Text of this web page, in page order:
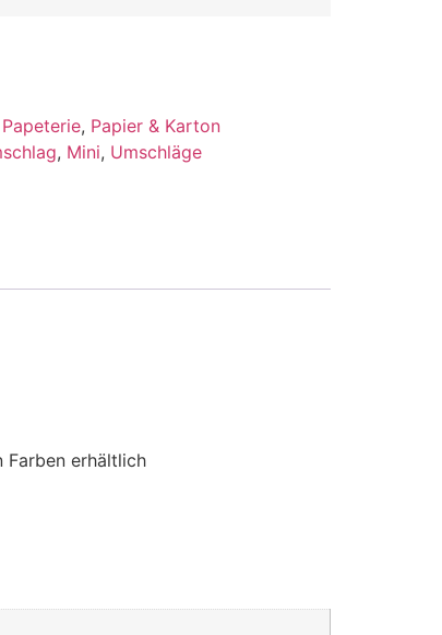
Papeterie, Papier & Karton
, Mini, Umschläge
Farben erhältlich